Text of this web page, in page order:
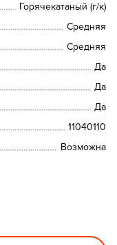
Горячекатаный (г/к)
Средняя
Средняя
Да
Да
Да
11040110
Возможна